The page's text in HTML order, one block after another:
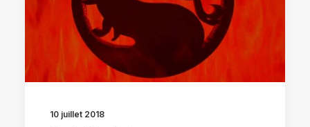
10 juillet 2018